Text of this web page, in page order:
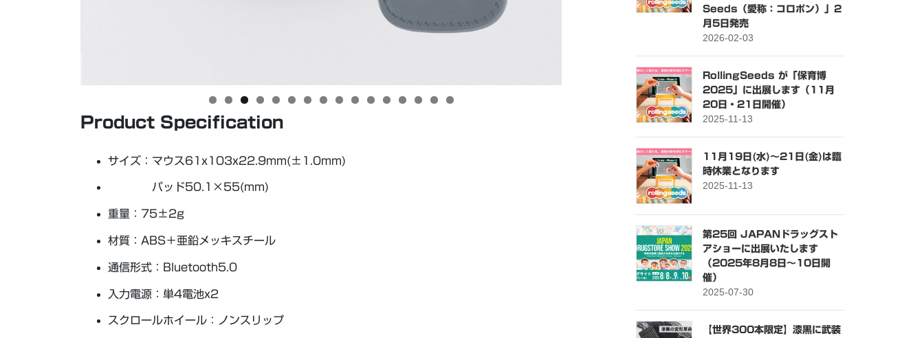
Product Specification
サイズ：マウス61x103x22.9mm(±1.0mm)
パッド50.1×55(mm)
重量：75±2g
材質：ABS＋亜鉛メッキスチール
通信形式：Bluetooth5.0
入力電源：単4電池x2
スクロールホイール：ノンスリップ
Seeds（愛称：コロポン）」2
月5日発売
2026-02-03
RollingSeeds が「保育博
2025」に出展します（11月
20日・21日開催）
2025-11-13
11月19日(水)～21日(金)は臨
時休業となります
2025-11-13
第25回 JAPANドラッグスト
アショーに出展いたします
（2025年8月8日〜10日開
催）
2025-07-30
【世界300本限定】漆黒に武装